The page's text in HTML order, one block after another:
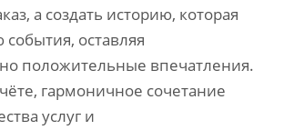
а создать историю‚ которая
события‚ оставляя
положительные впечатления.
гармоничное сочетание
услуг и